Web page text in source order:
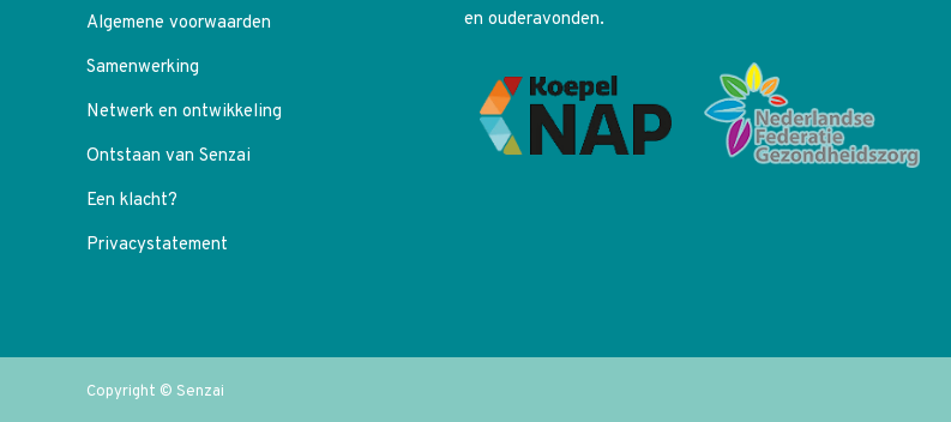
Algemene voorwaarden
Samenwerking
Netwerk en ontwikkeling
Ontstaan van Senzai
Een klacht?
Privacystatement
en ouderavonden.
Copyright © Senzai